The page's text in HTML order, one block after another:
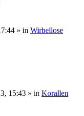
» in Wirbellose
15:43 » in Korallen